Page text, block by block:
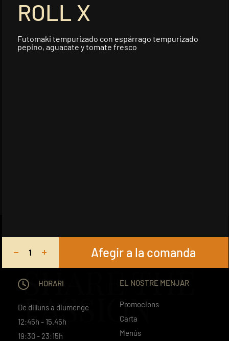
Anguila Teriyaki Roll
Langostino tempurizado y aguacate
SHARE THE
PASSION
HORARI
De dilluns a diumenge
12:45h - 15.45h
19:30 - 23:15h
EL NOSTRE MENJAR
Promocions
Carta
Menús
ROLL X
Futomaki tempurizado con espárrago tempurizado
pepino, aguacate y tomate fresco
Afegir a la comanda